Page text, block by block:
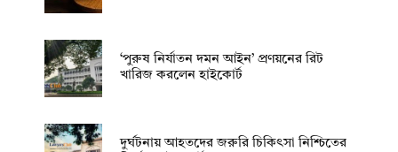
‘পুরুষ নির্যাতন দমন আইন’ প্রণয়নের রিট
খারিজ করলেন হাইকোর্ট
দুর্ঘটনায় আহতদের জরুরি চিকিৎসা নিশ্চিতের